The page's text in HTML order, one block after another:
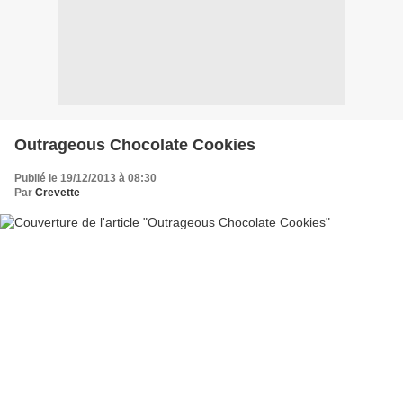
Outrageous Chocolate Cookies
Publié le 19/12/2013 à 08:30
Par Crevette